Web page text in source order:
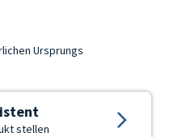
Ursprungs
stellen